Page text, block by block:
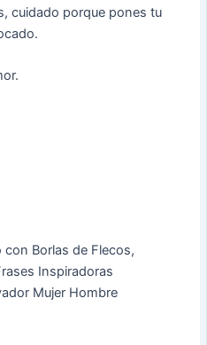
cuidado porque pones tu
con Borlas de Flecos,
Inspiradoras
Mujer Hombre